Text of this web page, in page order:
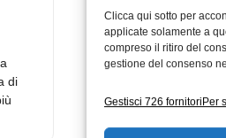
Clicca qui sotto per
applicate solamente a
compreso il ritiro del
gestione del consenso
Gestisci 726 fornitoriPer
di